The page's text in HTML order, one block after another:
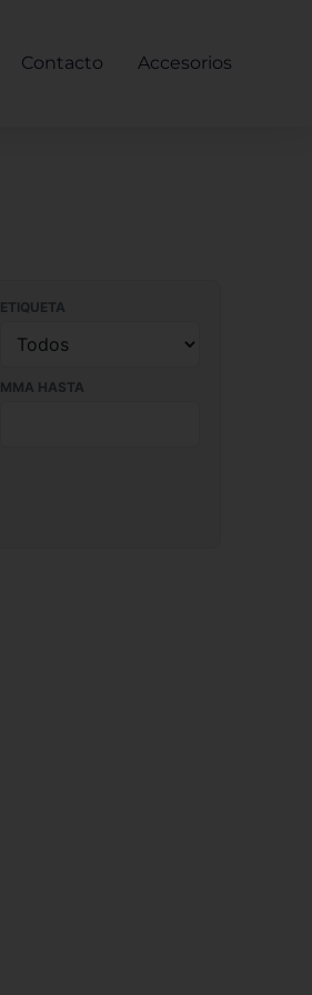
Contacto Accesorios
ETIQUETA
MMA HASTA